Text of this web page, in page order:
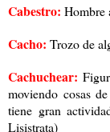
Cabestro: Hombre
Cacho: Trozo de
Cachuchear:
moviendo cosas
tiene gran
Lisistrata)